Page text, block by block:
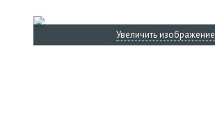
Увеличить изображение